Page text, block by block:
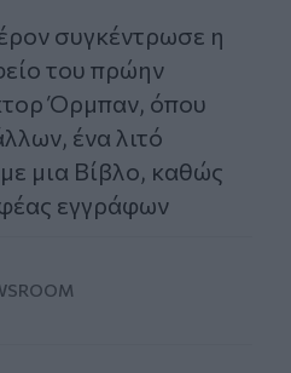
συγκέντρωσε η
του πρώην
Όρμπαν, όπου
ένα λιτό
μια Βίβλο, καθώς
εγγράφων